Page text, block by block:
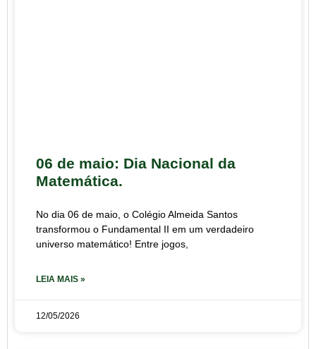
06 de maio: Dia Nacional da
Matemática.
No dia 06 de maio, o Colégio Almeida Santos
transformou o Fundamental II em um verdadeiro
universo matemático! Entre jogos,
LEIA MAIS »
12/05/2026